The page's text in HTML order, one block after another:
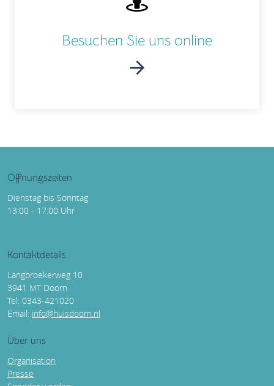
Besuchen Sie uns online
Öffnungszeiten
Dienstag bis Sonntag
13:00 - 17:00 Uhr
Kontaktdetails
Langbroekerweg 10
3941 MT Doorn
Tel: 0343-421020
Email: info@huisdoorn.nl
Über uns
Organisation
Presse